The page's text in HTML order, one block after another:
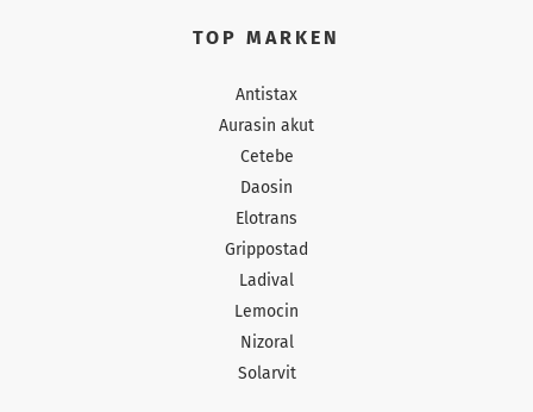
TOP MARKEN
Antistax
Aurasin akut
Cetebe
Daosin
Elotrans
Grippostad
Ladival
Lemocin
Nizoral
Solarvit